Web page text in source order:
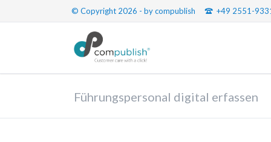
© Copyright 2026 - by compublish +49 2551-
Führungspersonal digital erfassen